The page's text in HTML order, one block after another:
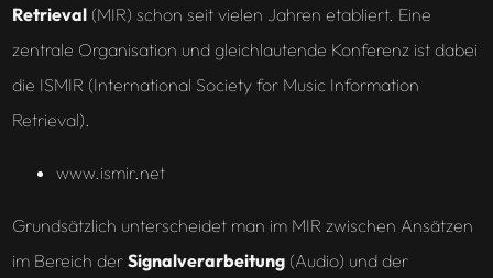
Retrieval(MIR) schon seit vielen Jahren etabliert. Eine
zentrale Organisation und gleichlautende Konferenz ist dabei
die ISMIR (International Society for Music Information
Retrieval).
www.ismir.net
Grundsätzlich unterscheidet man im MIR zwischen Ansätzen
im Bereich der Signalverarbeitung(Audio) und der